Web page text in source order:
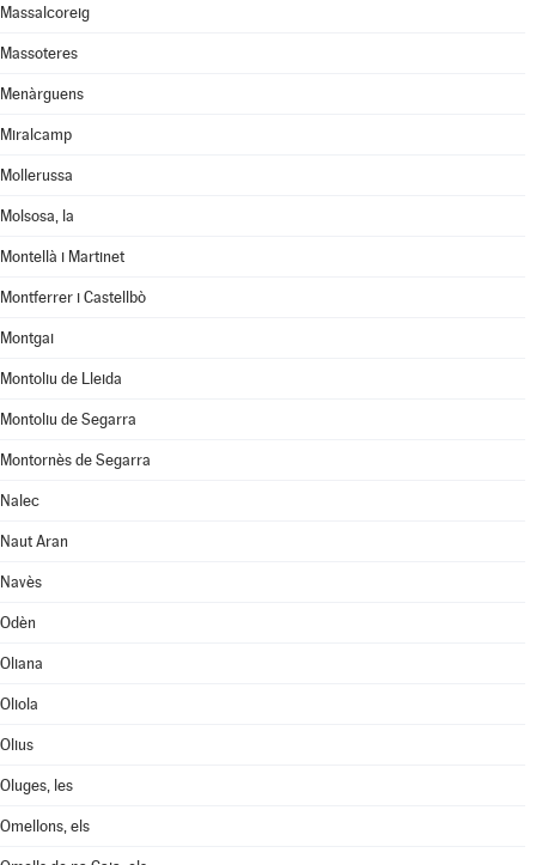
Massalcoreig
Massoteres
Menàrguens
Miralcamp
Mollerussa
Molsosa, la
Montellà i Martinet
Montferrer i Castellbò
Montgai
Montoliu de Lleida
Montoliu de Segarra
Montornès de Segarra
Nalec
Naut Aran
Navès
Odèn
Oliana
Oliola
Olius
Oluges, les
Omellons, els